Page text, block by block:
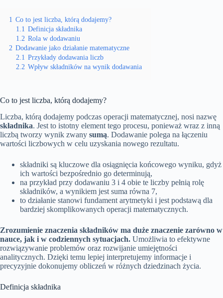
1 Co to jest liczba, którą dodajemy?
1.1 Definicja składnika
1.2 Rola w dodawaniu
2 Dodawanie jako działanie matematyczne
2.1 Przykłady dodawania liczb
2.2 Wpływ składników na wynik dodawania
Co to jest liczba, którą dodajemy?
Liczba, którą dodajemy podczas operacji matematycznej, nosi nazwę
składnika. Jest to istotny element tego procesu, ponieważ wraz z inną
liczbą tworzy wynik zwany sumą. Dodawanie polega na łączeniu
wartości liczbowych w celu uzyskania nowego rezultatu.
składniki są kluczowe dla osiągnięcia końcowego wyniku, gdyż
ich wartości bezpośrednio go determinują,
na przykład przy dodawaniu 3 i 4 obie te liczby pełnią rolę
składników, a wynikiem jest suma równa 7,
to działanie stanowi fundament arytmetyki i jest podstawą dla
bardziej skomplikowanych operacji matematycznych.
Zrozumienie znaczenia składników ma duże znaczenie zarówno w
nauce, jak i w codziennych sytuacjach. Umożliwia to efektywne
rozwiązywanie problemów oraz rozwijanie umiejętności
analitycznych. Dzięki temu lepiej interpretujemy informacje i
precyzyjnie dokonujemy obliczeń w różnych dziedzinach życia.
Definicja składnika